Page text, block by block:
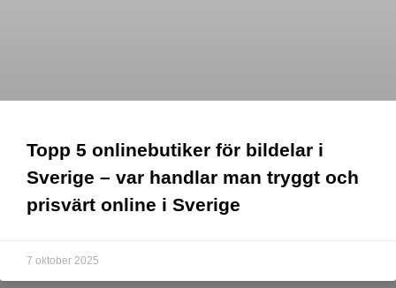
Topp 5 onlinebutiker för bildelar i
Sverige – var handlar man tryggt och
prisvärt online i Sverige
7 oktober 2025